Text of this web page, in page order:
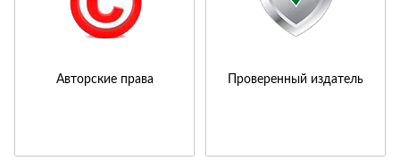
Авторские права Проверенный издатель